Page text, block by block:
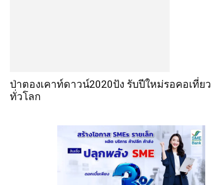
ป่าตองเคาท์ดาวน์2020ปัง รับปีใหม่รอคอเที่ยว
ทั่วโลก